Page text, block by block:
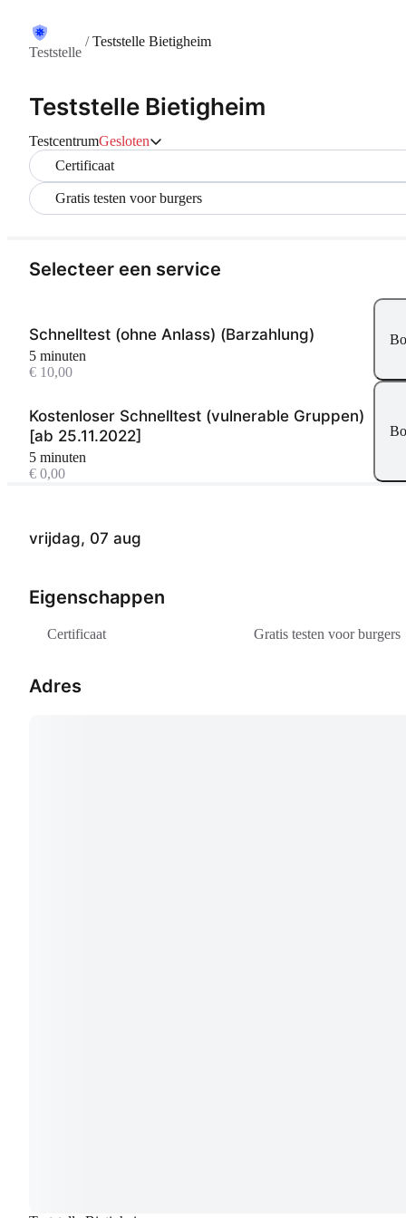
Teststelle
/Teststelle Bietigheim
Teststelle Bietigheim
TestcentrumGesloten
Certificaat
Gratis testen voor burgers
vrijdag, 07 aug
Eigenschappen
Certificaat Gratis testen voor burgers
Adres
Selecteer een service
Schnelltest (ohne Anlass) (Barzahlung)
5 minuten
€ 10,00
Kostenloser Schnelltest (vulnerable Gruppen)
[ab 25.11.2022]
5 minuten
€ 0,00